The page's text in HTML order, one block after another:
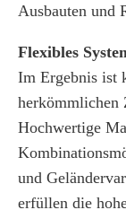
Ausbauten und
Flexibles
Im Ergebnis ist
herkömmlichen
Hochwertige
und
erfüllen die